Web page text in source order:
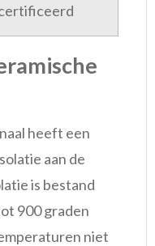
heeft een
aan de
is bestand
900 graden
niet